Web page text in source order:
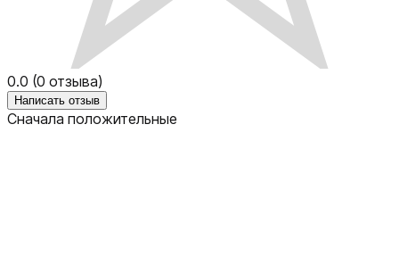
0.0 (0 отзыва)
Написать отзыв
Сначала положительные